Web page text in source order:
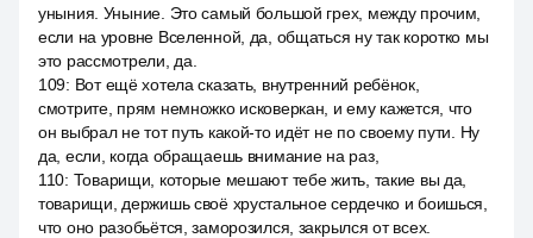
уныния. Уныние. Это самый большой грех, между прочим,
если на уровне Вселенной, да, общаться ну так коротко мы
это рассмотрели, да.
109: Вот ещё хотела сказать, внутренний ребёнок,
смотрите, прям немножко исковеркан, и ему кажется, что
он выбрал не тот путь какой-то идёт не по своему пути. Ну
да, если, когда обращаешь внимание на раз,
110: Товарищи, которые мешают тебе жить, такие вы да,
товарищи, держишь своё хрустальное сердечко и боишься,
что оно разобьётся, заморозился, закрылся от всех.